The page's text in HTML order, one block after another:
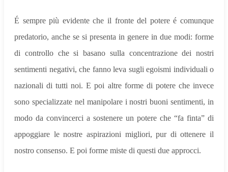
É sempre più evidente che il fronte del potere é comunque
predatorio, anche se si presenta in genere in due modi: forme
di controllo che si basano sulla concentrazione dei nostri
sentimenti negativi, che fanno leva sugli egoismi individuali o
nazionali di tutti noi. E poi altre forme di potere che invece
sono specializzate nel manipolare i nostri buoni sentimenti, in
modo da convincerci a sostenere un potere che “fa finta” di
appoggiare le nostre aspirazioni migliori, pur di ottenere il
nostro consenso. E poi forme miste di questi due approcci.